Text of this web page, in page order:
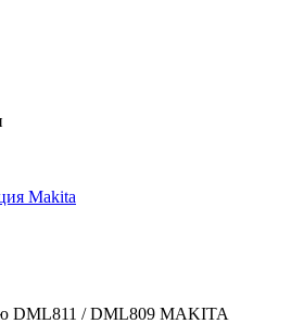
Makita
DML811 / DML809 MAKITA